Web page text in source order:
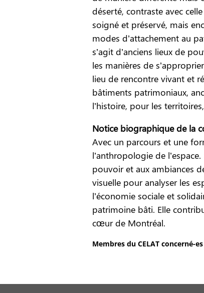
déserté, contraste avec
soigné et préservé, mais
modes d’attachement au
s’agit d’anciens lieux de
les manières de
lieu de rencontre vivant et
bâtiments patrimoniaux,
l’histoire, pour les
Notice biographique de la
Avec un parcours et une
l’anthropologie de
pouvoir et aux ambiances
visuelle pour analyser les
l’économie sociale et
patrimoine bâti. Elle
cœur de Montréal.
Membres du CELAT concerné-